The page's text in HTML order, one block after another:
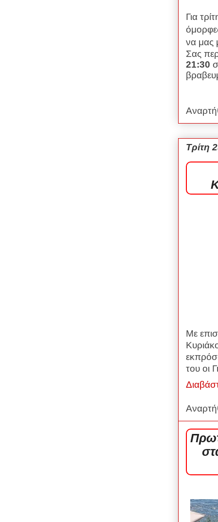
Για
να μας
Σας
21:30
Τρίτη
Με
του οι